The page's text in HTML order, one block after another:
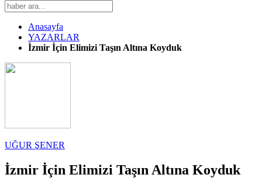
Anasayfa
YAZARLAR
İzmir İçin Elimizi Taşın Altına Koyduk
UĞUR ŞENER
İzmir İçin Elimizi Taşın Altına Koyduk